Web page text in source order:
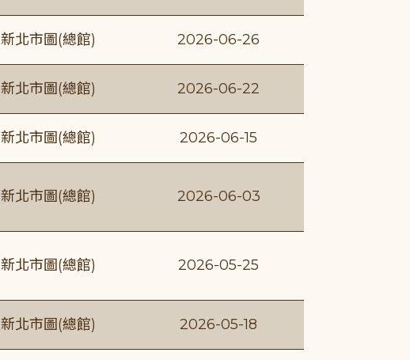
新北市圖(總館) 2026-06-26
新北市圖(總館) 2026-06-22
新北市圖(總館) 2026-06-15
新北市圖(總館) 2026-06-03
新北市圖(總館) 2026-05-25
新北市圖(總館) 2026-05-18